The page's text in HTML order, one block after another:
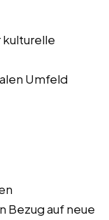
kulturelle
Umfeld
Bezug auf neue